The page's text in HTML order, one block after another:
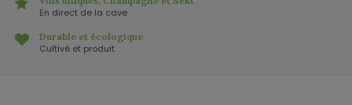
En direct de la cave
Durable et écologique
Cultivé et produit